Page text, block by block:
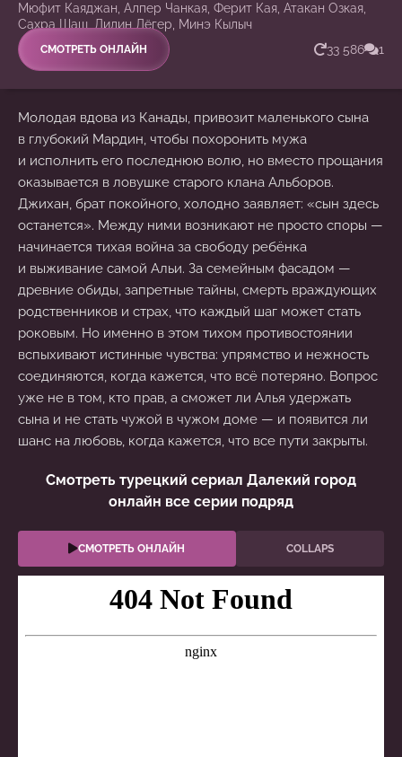
Мюфит Каяджан, Алпер Чанкая, Ферит Кая, Атакан Озкая,
Сахра Шаш, Дилин Дёгер, Минэ Кылыч
СМОТРЕТЬ ОНЛАЙН 33 586 1
Молодая вдова из Канады, привозит маленького сына
в глубокий Мардин, чтобы похоронить мужа
и исполнить его последнюю волю, но вместо прощания
оказывается в ловушке старого клана Альборов.
Джихан, брат покойного, холодно заявляет: «сын здесь
останется». Между ними возникают не просто споры —
начинается тихая война за свободу ребёнка
и выживание самой Альи. За семейным фасадом —
древние обиды, запретные тайны, смерть враждующих
родственников и страх, что каждый шаг может стать
роковым. Но именно в этом тихом противостоянии
вспыхивают истинные чувства: упрямство и нежность
соединяются, когда кажется, что всё потеряно. Вопрос
уже не в том, кто прав, а сможет ли Алья удержать
сына и не стать чужой в чужом доме — и появится ли
шанс на любовь, когда кажется, что все пути закрыты.
Смотреть турецкий сериал Далекий город
онлайн все серии подряд
СМОТРЕТЬ ОНЛАЙН COLLAPS